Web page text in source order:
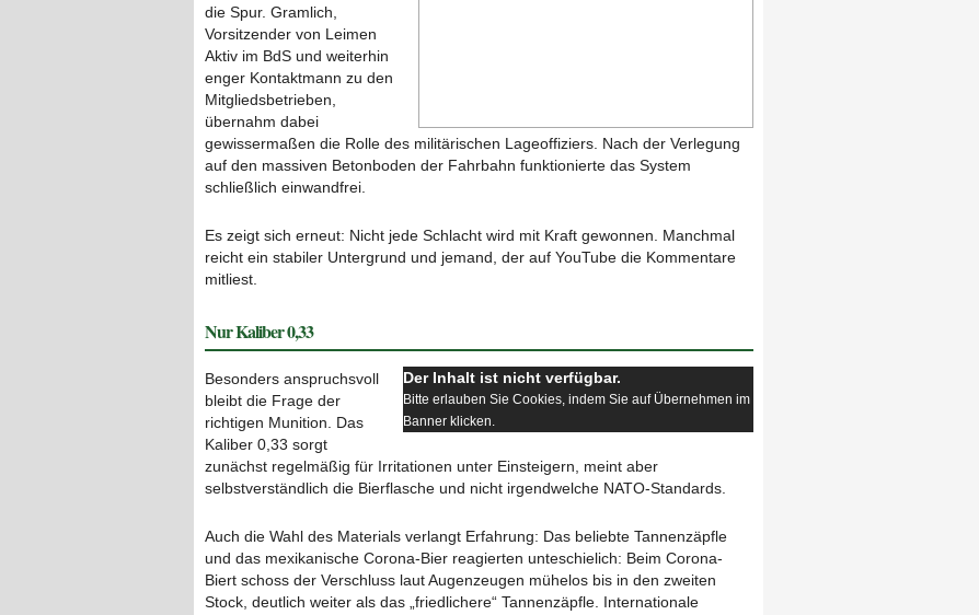
die Spur. Gramlich,
Vorsitzender von Leimen
Aktiv im BdS und weiterhin
enger Kontaktmann zu den
Mitgliedsbetrieben,
übernahm dabei
gewissermaßen die Rolle des militärischen Lageoffiziers. Nach der Verlegung
auf den massiven Betonboden der Fahrbahn funktionierte das System
schließlich einwandfrei.
Es zeigt sich erneut: Nicht jede Schlacht wird mit Kraft gewonnen. Manchmal
reicht ein stabiler Untergrund und jemand, der auf YouTube die Kommentare
mitliest.
Nur Kaliber 0,33
Der Inhalt ist nicht verfügbar.
Bitte erlauben Sie Cookies, indem Sie auf Übernehmen im
Banner klicken.
Besonders anspruchsvoll
bleibt die Frage der
richtigen Munition. Das
Kaliber 0,33 sorgt
zunächst regelmäßig für Irritationen unter Einsteigern, meint aber
selbstverständlich die Bierflasche und nicht irgendwelche NATO-Standards.
Auch die Wahl des Materials verlangt Erfahrung: Das beliebte Tannenzäpfle
und das mexikanische Corona-Bier reagierten unteschielich: Beim Corona-
Biert schoss der Verschluss laut Augenzeugen mühelos bis in den zweiten
Stock, deutlich weiter als das „friedlichere“ Tannenzäpfle. Internationale